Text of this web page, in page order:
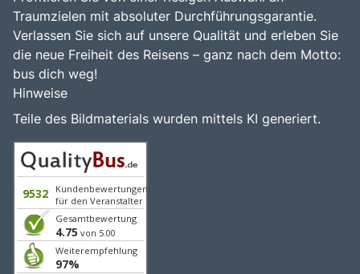
Traumzielen mit absoluter Durchführungsgarantie.
Verlassen Sie sich auf unsere Qualität und erleben Sie
die neue Freiheit des Reisens – ganz nach dem Motto:
bus dich weg!
Hinweise
Teile des Bildmaterials wurden mittels KI generiert.
9532
Kundenbewertungen
für den Veranstalter
Gesamtbewertung
4.75 von 5.00
Weiterempfehlung
97%